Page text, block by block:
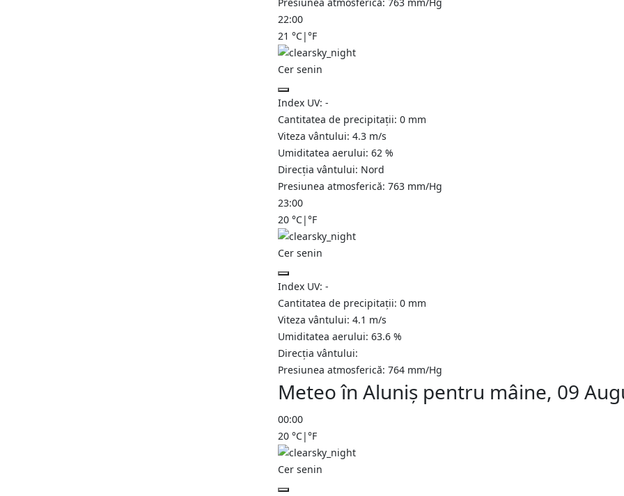
22:00
21 °C|°F
Cer senin
Index UV: -
Cantitatea de precipitații: 0 mm
Viteza vântului: 4.3 m/s
Umiditatea aerului: 62 %
Direcția vântului: Nord
Presiunea atmosferică: 763 mm/Hg
23:00
20 °C|°F
Cer senin
Index UV: -
Cantitatea de precipitații: 0 mm
Viteza vântului: 4.1 m/s
Umiditatea aerului: 63.6 %
Direcția vântului:
Presiunea atmosferică: 764 mm/Hg
Meteo în Aluniş pentru mâine, 09
00:00
20 °C|°F
Cer senin